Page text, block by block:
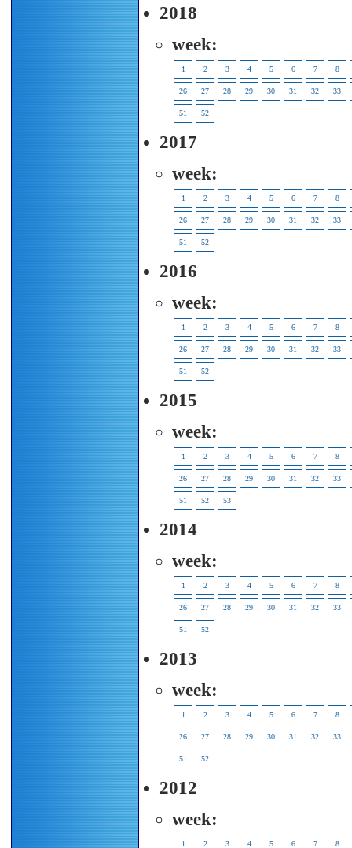
2018
week:
1 2 3 4 5 6 7 8
26 27 28 29 30 31 32 33
51 52
2017
week:
1 2 3 4 5 6 7 8
26 27 28 29 30 31 32 33
51 52
2016
week:
1 2 3 4 5 6 7 8
26 27 28 29 30 31 32 33
51 52
2015
week:
1 2 3 4 5 6 7 8
26 27 28 29 30 31 32 33
51 52 53
2014
week:
1 2 3 4 5 6 7 8
26 27 28 29 30 31 32 33
51 52
2013
week:
1 2 3 4 5 6 7 8
26 27 28 29 30 31 32 33
51 52
2012
week:
1 2 3 4 5 6 7 8